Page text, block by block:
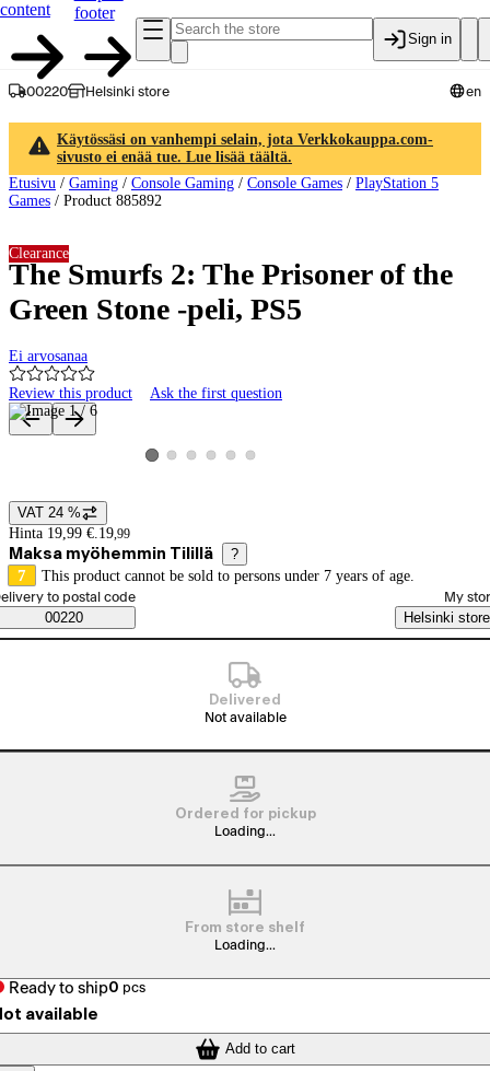
content
footer
Sign in
00220 Helsinki store en
Käytössäsi on vanhempi selain, jota Verkkokauppa.com-
sivusto ei enää tue. Lue lisää täältä.
Etusivu / Gaming / Console Gaming / Console Games / PlayStation 5
Games / Product 885892
The Smurfs 2: The Prisoner of the
Green Stone -peli, PS5
Ei arvosanaa
Review this product Ask the first question
Clearance
Product images and videos
View product image 1
View product image 2
View product image 3
View product image 4
View product image 5
View product image 6
Price details
VAT 24 %
Hinta 19,99 €. 19,99
Maksa myöhemmin Tilillä ?
7 This product cannot be sold to persons under 7 years of age.
Saatavuustiedot
order method
to postal code
00220
My
Helsinki store
Delivered
Not available
Ordered for pickup
Loading...
From store shelf
Loading...
Ready to ship0 pcs
available
Add to cart